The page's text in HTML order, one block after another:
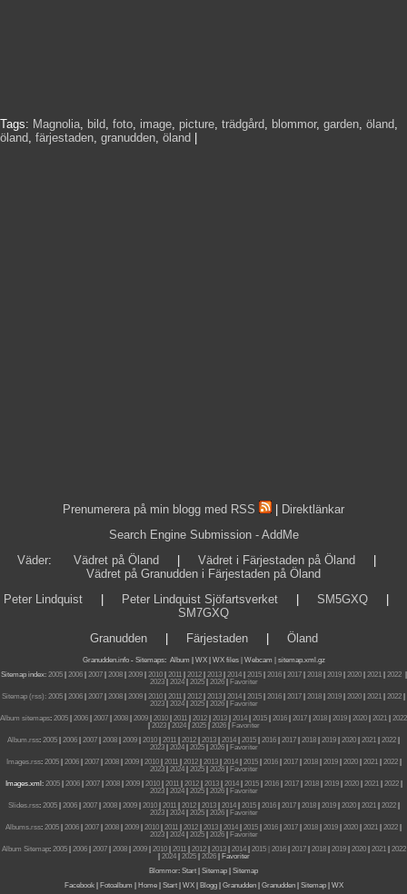
Tags: Magnolia, bild, foto, image, picture, trädgård, blommor, garden, öland,
öland, färjestaden, granudden, öland
Prenumerera på min blogg med RSS
Direktlänkar
Search Engine Submission - AddMe
Väder: Vädret på Öland Vädret i Färjestaden på Öland
Vädret på Granudden i Färjestaden på Öland
Peter Lindquist
Peter Lindquist Sjöfartsverket SM5GXQ
SM7GXQ
Granudden| Färjestaden| Öland
Granudden.info- Sitemaps: Album WX WX files | Webcam |
sitemap.xml.gz
Sitemap index: 2005| 2006| 2007| 2008| 2009| 2010| 2011| 2012| 2013| 2014| 2015| 2016| 2017| 2018| 2019| 2020| 2021| 2022|
2023| 2024| 2025| 2026|
Favoriter
Sitemap (rss): 2005 2006 2007 2008 2009 2010 2011 2012 2013 2014 2015 2016 2017 2018 2019 2020 2021 2022
2023| 2024| 2025| 2026|
Favoriter
Album sitemaps: 2005 2006 2007 2008 2009 2010 2011 2012 2013 2014 2015 2016 2017 2018 2019 2020 2021
2022
2023| 2024| 2025| 2026|
Favoriter
Album.rss: 2005 2006 2007 2008 2009 2010 2011 2012 2013 2014 2015 2016 2017 2018 2019 2020 2021 2022
2023| 2024| 2025| 2026|
Favoriter
Images.rss: 2005| 2006| 2007| 2008| 2009| 2010| 2011| 2012| 2013| 2014| 2015| 2016| 2017| 2018| 2019| 2020| 2021| 2022|
2023| 2024| 2025| 2026|
Favoriter
Images.xml: 2005| 2006| 2007| 2008| 2009| 2010| 2011| 2012| 2013| 2014| 2015| 2016| 2017| 2018| 2019| 2020| 2021| 2022|
2023| 2024| 2025| 2026|
Favoriter
Slides.rss: 2005| 2006| 2007| 2008| 2009| 2010| 2011| 2012| 2013| 2014| 2015| 2016| 2017| 2018| 2019| 2020| 2021| 2022|
2023| 2024| 2025| 2026|
Favoriter
Albums.rss: 2005 2006 2007 2008 2009 2010 2011 2012 2013 2014 2015 2016 2017 2018 2019 2020 2021 2022
2023| 2024| 2025| 2026|
Favoriter
Album Sitemap: 2005| 2006| 2007| 2008| 2009| 2010| 2011| 2012| 2013| 2014| 2015 | 2016| 2017| 2018| 2019| 2020| 2021| 2022
2024| 2025| 2026|
Favoriter
Blommor: Start Sitemap
Sitemap
Facebook| Fotoalbum Home| Start| WX| Blogg| Granudden| Granudden| Sitemap| WX